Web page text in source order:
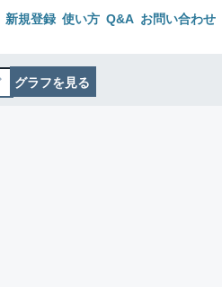
新規登録 使い方 Q&A お問い合わせ
グラフを見る